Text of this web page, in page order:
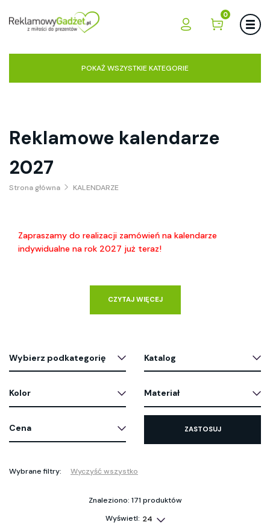
0
POKAŻ WSZYSTKIE KATEGORIE
Reklamowe kalendarze
2027
Strona główna KALENDARZE
Zapraszamy do realizacji zamówień na kalendarze
indywidualne na rok 2027 już teraz!
CZYTAJ WIĘCEJ
Wybierz podkategorię Katalog
Kolor Materiał
Cena ZASTOSUJ
Wybrane filtry: Wyczyść wszystko
Znaleziono: 171 produktów
Wyświetl: